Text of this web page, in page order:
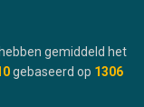
gemiddeld het
gebaseerd op 1306